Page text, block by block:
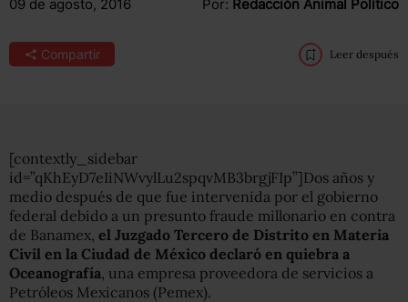
09 de agosto, 2016 Por: Redacción Animal Político
Compartir Leer después
[contextly_sidebar
id=”qKhEyD7eIiNWvylLu2spqvMB3brgjFIp”]Dos años y
medio después de que fue intervenida por el gobierno
federal debido a un presunto fraude millonario en contra
de Banamex, el Juzgado Tercero de Distrito en Materia
Civil en la Ciudad de México declaró en quiebra a
Oceanografía, una empresa proveedora de servicios a
Petróleos Mexicanos (Pemex).